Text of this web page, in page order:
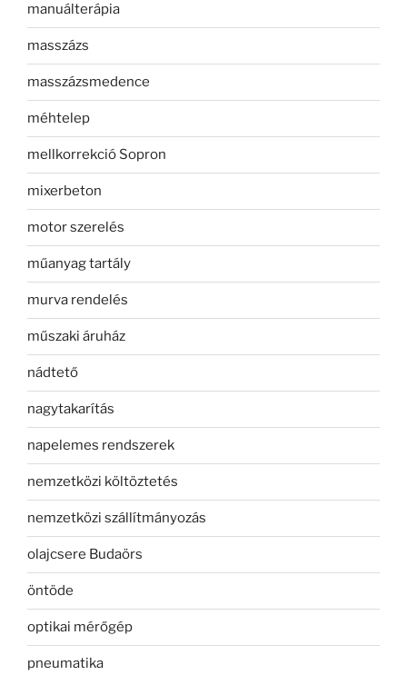
manuálterápia
masszázs
masszázsmedence
méhtelep
mellkorrekció Sopron
mixerbeton
motor szerelés
műanyag tartály
murva rendelés
műszaki áruház
nádtető
nagytakarítás
napelemes rendszerek
nemzetközi költöztetés
nemzetközi szállítmányozás
olajcsere Budaörs
öntöde
optikai mérőgép
pneumatika